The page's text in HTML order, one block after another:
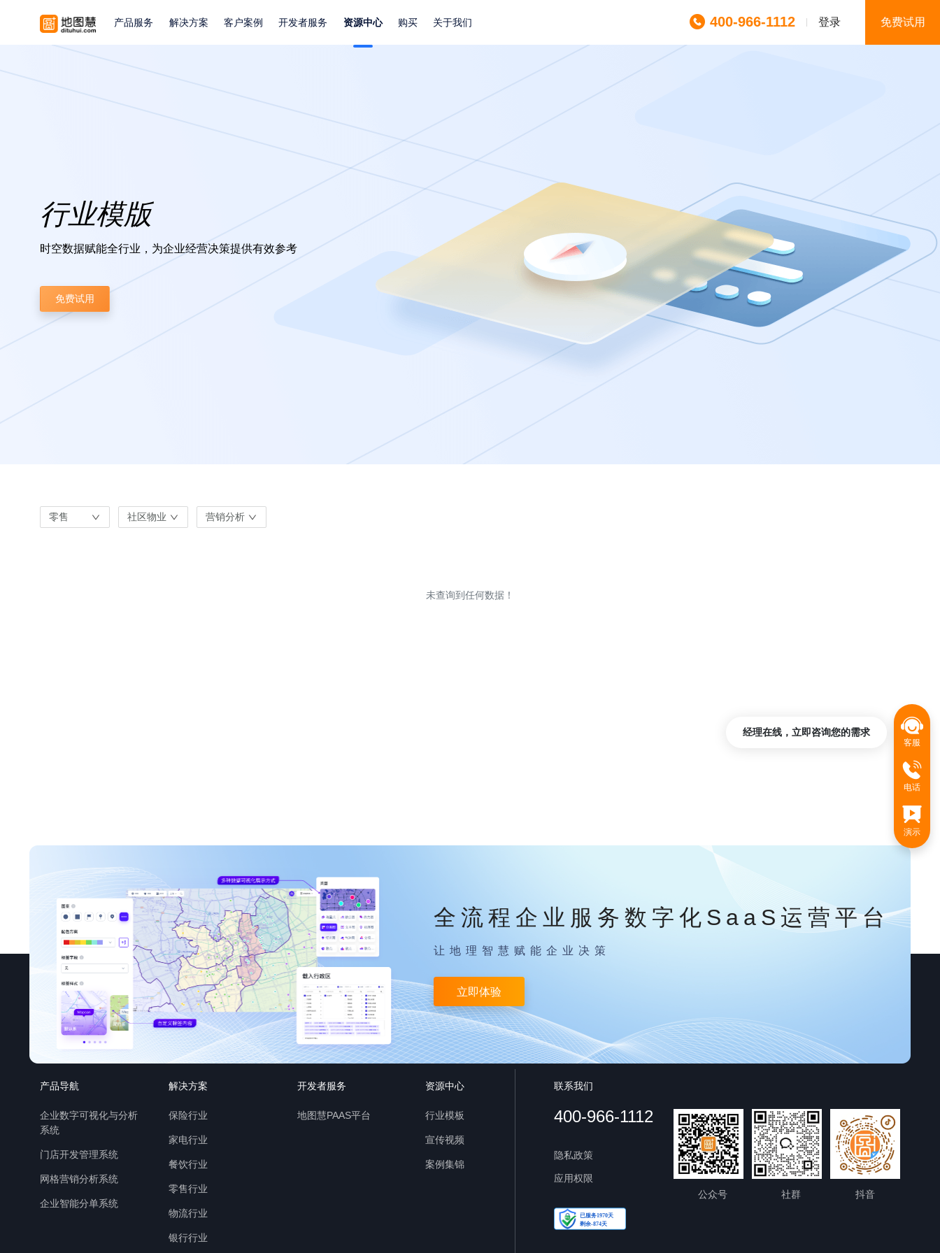
产品服务 解决方案 客户案例 开发者服务 资源中心 购买 关于我们 400-966-1112 登录 免费试用
行业模版
时空数据赋能全行业，为企业经营决策提供有效参考
免费试用
零售 社区物业 营销分析
未查询到任何数据！
全流程企业服务数字化SaaS运营平台
让地理智慧赋能企业决策
立即体验
产品导航
企业数字可视化与分析
系统
门店开发管理系统
网格营销分析系统
企业智能分单系统
解决方案
保险行业
家电行业
餐饮行业
零售行业
物流行业
银行行业
开发者服务
地图慧PAAS平台
资源中心
行业模板
宣传视频
案例集锦
联系我们
400-966-1112
隐私政策
应用权限
公众号
社群 抖音
客服
电话
演示
经理在线，立即咨询您的需求